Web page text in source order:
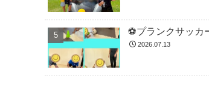
⚽️プランクサッ
2026.07.13